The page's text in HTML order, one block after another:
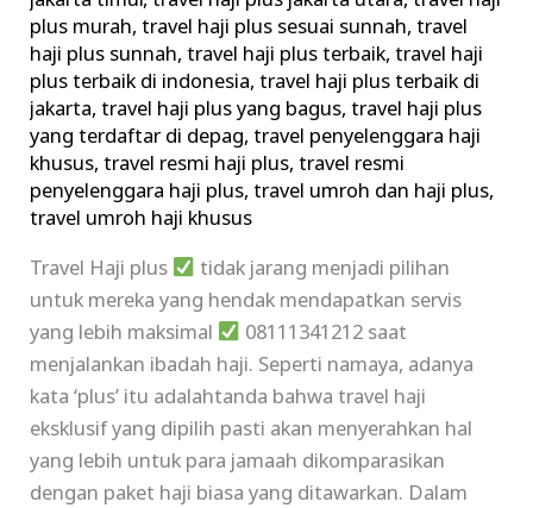
plus murah,travel haji plus sesuai sunnah,travel
haji plus sunnah,travel haji plus terbaik,travel haji
plus terbaik di indonesia,travel haji plus terbaik di
jakarta,travel haji plus yang bagus,travel haji plus
yang terdaftar di depag,travel penyelenggara haji
khusus,travel resmi haji plus,travel resmi
penyelenggara haji plus,travel umroh dan haji plus,
travel umroh haji khusus
Travel Haji plus
tidak jarang menjadi pilihan
untuk mereka yang hendak mendapatkan servis
yang lebih maksimal
08111341212 saat
menjalankan ibadah haji. Seperti namaya, adanya
kata ‘plus’ itu adalahtanda bahwa travel haji
eksklusif yang dipilih pasti akan menyerahkan hal
yang lebih untuk para jamaah dikomparasikan
dengan paket haji biasa yang ditawarkan. Dalam